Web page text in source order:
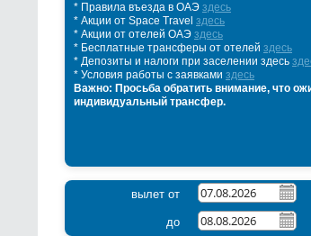
* Правила въезда в ОАЭ здесь
* Акции от Space Travel здесь
* Акции от отелей ОАЭ здесь
* Бесплатные трансферы от отелей здесь
* Депозиты и налоги при заселении здесь
* Условия работы с заявками здесь
Важно: Просьба обратить внимание, что
индивидуальный трансфер.
вылет от
до